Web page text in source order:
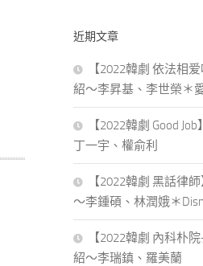
字:
近期文章
【2022韓劇 依法相
紹～李昇基、李世榮＊
【2022韓劇 Good
丁一宇、權俞利
【2022韓劇 黑話律
～李鍾碩、林潤娥＊
【2022韓劇 內科朴
紹～李瑞鎮、羅美蘭